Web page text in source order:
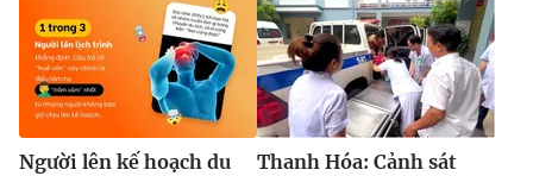
Người lên kế hoạch du
Thanh Hóa: Cảnh sát